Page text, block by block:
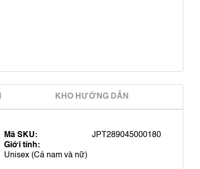
KHO HƯỚNG DẪN
Mã SKU:
JPT289045000180
Giới tính:
Unisex (Cả nam và nữ)